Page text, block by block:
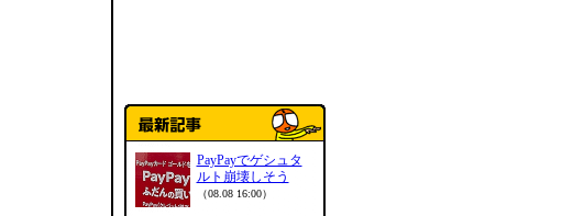
PayPayでゲシュタ
ルト崩壊しそう
（08.08 16:00）